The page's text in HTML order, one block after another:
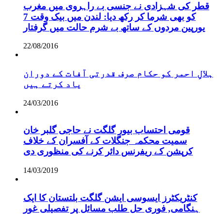
قطر کی شہزادی نے جنسی بے راہروی میں مغرب
کو بھی شرما کر رکھ دیا: لندن میں بیک وقت 7
یورپین مردوں کے ساتھ بے شرم حالت میں گرفتار
22/08/2016
ہلالِ احمر کو حکام صرف قدرتی آفات کے دوران
یاد کرتے ہیں
24/03/2016
قومی احتساب بیور گلگت نے حاجی گلبر خان
سمیت محکمہ جنگلات کے آفسران کے خلاف
کرپشن کے ریفرنس دائر کرنے کی منظوری دی
14/03/2019
کنٹریکٹرز ایسوسی ایشن گلگت بلتستان کا ایک
ہنگامی, فوری حل طلب مسائل پر تفصیلی غور